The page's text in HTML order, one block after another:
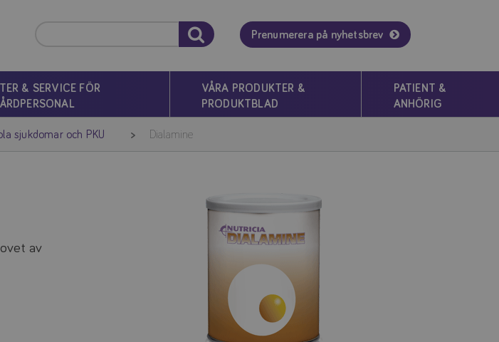
Prenumerera på nyhetsbrev
& SERVICE FÖR
VÅRA PRODUKTER &
PRODUKTBLAD
PATIENT &
ANHÖRIG
sjukdomar och PKU Dialamine
av